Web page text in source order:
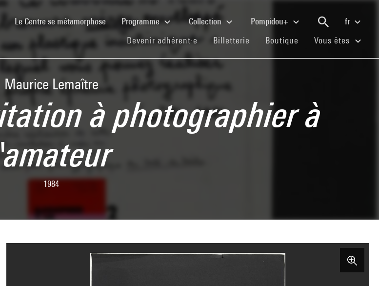
Le Centre se métamorphose(current)Programme Collection Pompidou+
fr
Devenir adhérent·e (current)
Billetterie (current)
Boutique (current)
Vous êtes
Maurice Lemaître
à photographier à
1984